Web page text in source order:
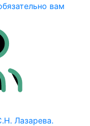
вам
Лазарева.